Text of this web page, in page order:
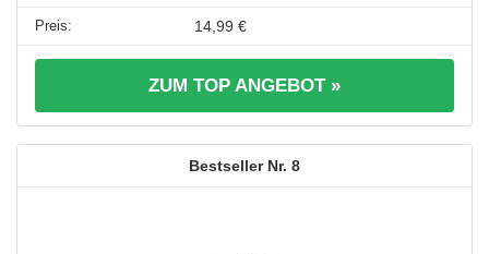
14,99 €
ZUM TOP ANGEBOT »
8